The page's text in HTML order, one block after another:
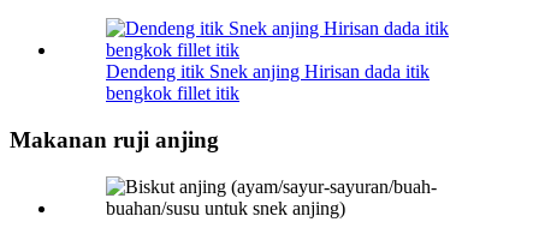
Dendeng itik Snek anjing Hirisan dada itik
bengkok fillet itik
Makanan ruji anjing